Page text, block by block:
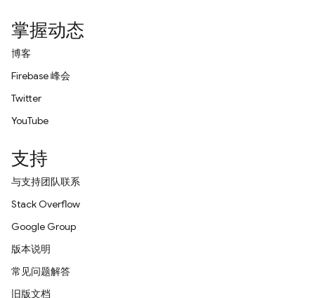
掌握动态
博客
Firebase 峰会
Twitter
YouTube
支持
与支持团队联系
Stack Overflow
Google Group
版本说明
常见问题解答
旧版文档